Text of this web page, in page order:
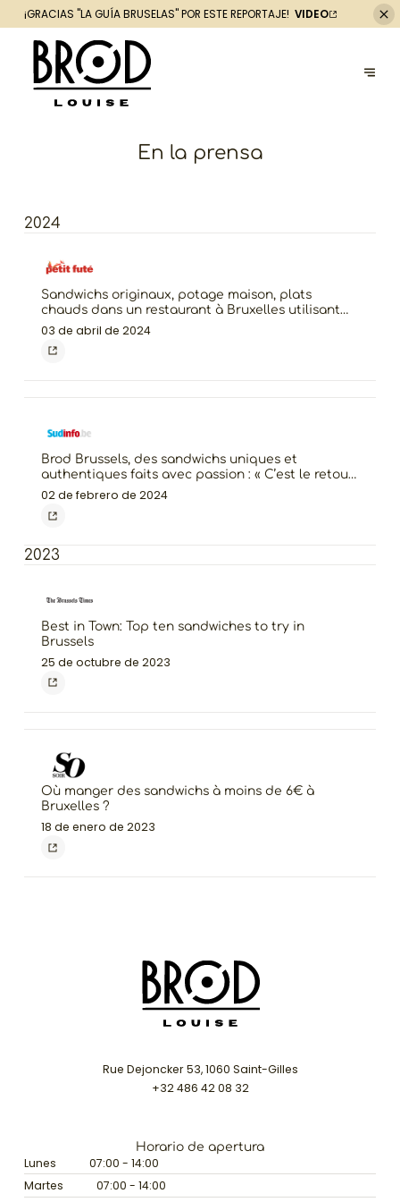
¡GRACIAS "LA GUÍABRUSELAS" POR ESTE REPORTAJE! VIDEO
En la prensa
2024
Sandwichs originaux, potage maison, plats
chauds dans un restaurant à Bruxelles utilisant
des ingrédients de choix. Terrasse.
03 de abril de 2024
Brod Brussels, des sandwichs uniques et
authentiques faits avec passion : « C’est le retour
des clients qui donnent envie de se lever le matin
02 de febrero de 2024
2023
Best in Town: Top ten sandwiches to try in
Brussels
25 de octubre de 2023
Où manger des sandwichs à moins de 6€ à
Bruxelles ?
18 de enero de 2023
Rue Dejoncker 53, 1060 Saint-Gilles
+32 486 42 08 32
Horario de apertura
Lunes
07:00 - 14:00
Martes
07:00 - 14:00